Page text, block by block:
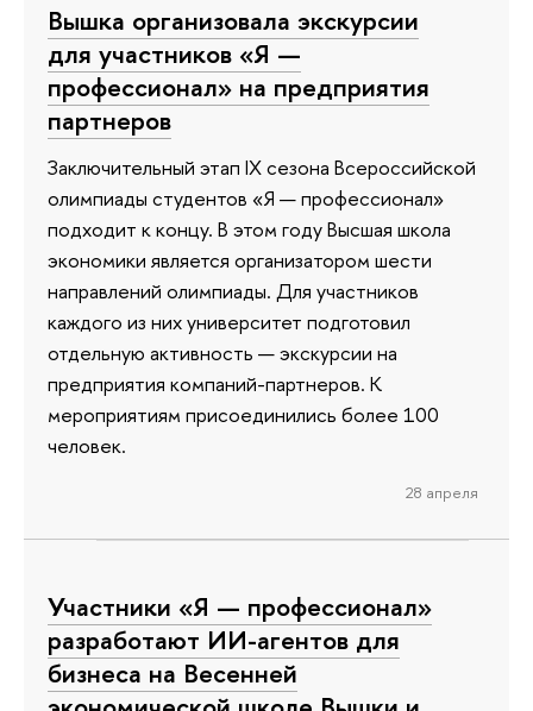
Вышка организовала экскурсии
для участников «Я —
профессионал» на предприятия
партнеров
Заключительный этап IX сезона Всероссийской
олимпиады студентов «Я — профессионал»
подходит к концу. В этом году Высшая школа
экономики является организатором шести
направлений олимпиады. Для участников
каждого из них университет подготовил
отдельную активность — экскурсии на
предприятия компаний-партнеров. К
мероприятиям присоединились более 100
человек.
28 апреля
Участники «Я — профессионал»
разработают ИИ-агентов для
бизнеса на Весенней